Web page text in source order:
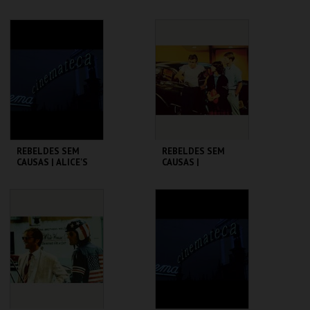
MAIS INFO MAIS INFO
COMPRAR
REBELDES SEM
CAUSAS | ALICE'S
MAIS INFO
COMPRAR
REBELDES SEM
CAUSAS |
MAIS INFO